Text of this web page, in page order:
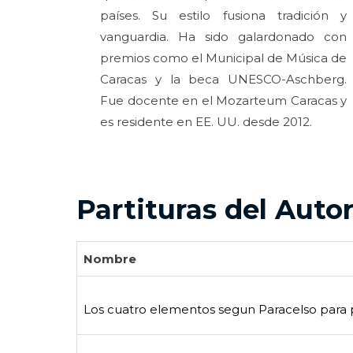
países. Su estilo fusiona tradición y
vanguardia. Ha sido galardonado con
premios como el Municipal de Música de
Caracas y la beca UNESCO-Aschberg.
Fue docente en el Mozarteum Caracas y
es residente en EE. UU. desde 2012.
Partituras del Autor
Nombre
Los cuatro elementos segun Paracelso para